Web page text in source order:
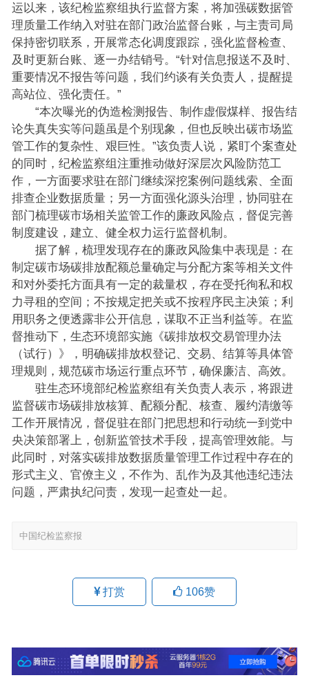
运以来，该纪检监察组执行监督方案，将加强碳数据管
理质量工作纳入对驻在部门政治监督台账，与主责司局
保持密切联系，开展常态化调度跟踪，强化监督检查、
及时更新台账、逐一办结销号。“针对信息报送不及时、
重要情况不报告等问题，我们约谈有关负责人，提醒提
高站位、强化责任。”
“本次曝光的伪造检测报告、制作虚假煤样、报告结
论失真失实等问题虽是个别现象，但也反映出碳市场监
管工作的复杂性、艰巨性。”该负责人说，紧盯个案查处
的同时，纪检监察组注重推动做好深层次风险防范工
作，一方面要求驻在部门继续深挖案例问题线索、全面
排查企业数据质量；另一方面强化源头治理，协同驻在
部门梳理碳市场相关监管工作的廉政风险点，督促完善
制度建设，建立、健全权力运行监督机制。
据了解，梳理发现存在的廉政风险集中表现是：在
制定碳市场碳排放配额总量确定与分配方案等相关文件
和对外委托方面具有一定的裁量权，存在受托徇私和权
力寻租的空间；不按规定把关或不按程序民主决策；利
用职务之便透露非公开信息，谋取不正当利益等。在监
督推动下，生态环境部实施《碳排放权交易管理办法
（试行）》，明确碳排放权登记、交易、结算等具体管
理规则，规范碳市场运行重点环节，确保廉洁、高效。
驻生态环境部纪检监察组有关负责人表示，将跟进
监督碳市场碳排放核算、配额分配、核查、履约清缴等
工作开展情况，督促驻在部门把思想和行动统一到党中
央决策部署上，创新监管技术手段，提高管理效能。与
此同时，对落实碳排放数据质量管理工作过程中存在的
形式主义、官僚主义，不作为、乱作为及其他违纪违法
问题，严肃执纪问责，发现一起查处一起。
中国纪检监察报
打赏 106赞